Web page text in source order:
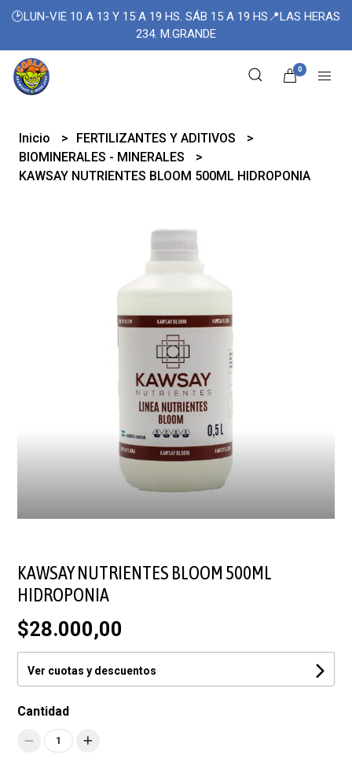
🕑LUN-VIE 10 A 13 Y 15 A 19 HS. SÁB 15 A 19 HS📍LAS HERAS
234. M.GRANDE
0
Inicio
FERTILIZANTES Y ADITIVOS
BIOMINERALES - MINERALES
KAWSAY NUTRIENTES BLOOM 500ML HIDROPONIA
KAWSAY NUTRIENTES BLOOM 500ML
HIDROPONIA
$28.000,00
Ver cuotas y descuentos
Cantidad
1